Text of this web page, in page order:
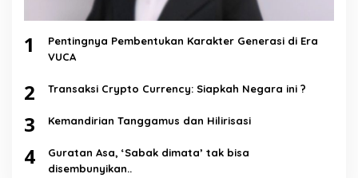
1
Pentingnya Pembentukan Karakter Generasi di Era
VUCA
2 Transaksi Crypto Currency: Siapkah Negara ini ?
3 Kemandirian Tanggamus dan Hilirisasi
4
Guratan Asa, ‘Sabak dimata’ tak bisa
disembunyikan..